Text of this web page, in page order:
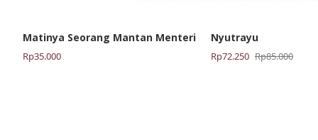
Matinya Seorang Mantan Menteri
Rp35.000
Nyutrayu
Rp85.000
Harga
Rp72.250
Harga